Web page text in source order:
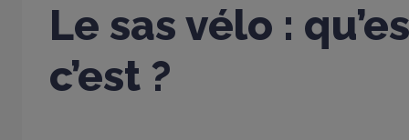
Le sas vélo :
c’est ?